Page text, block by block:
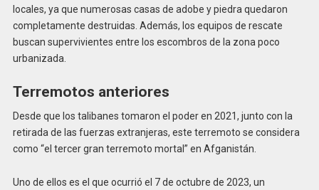
locales, ya que numerosas casas de adobe y piedra quedaron
completamente destruidas. Además, los equipos de rescate
buscan supervivientes entre los escombros de la zona poco
urbanizada.
Terremotos anteriores
Desde que los talibanes tomaron el poder en 2021, junto con la
retirada de las fuerzas extranjeras, este terremoto se considera
como “el tercer gran terremoto mortal” en Afganistán.
Uno de ellos es el que ocurrió el 7 de octubre de 2023, un